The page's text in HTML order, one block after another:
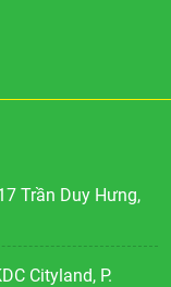
Trần Duy Hưng,
Cityland, P.